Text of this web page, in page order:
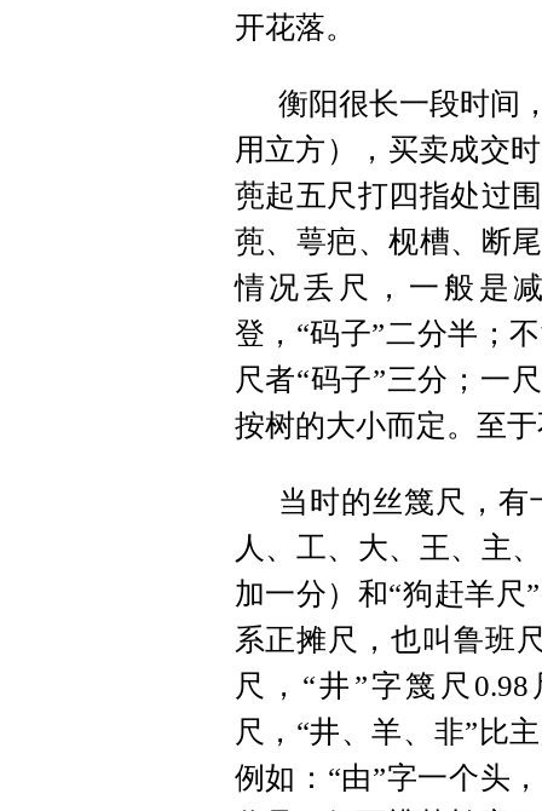
开花落。
衡阳很长一段时间
用立方），买卖成交
蔸起五尺打四指处过
蔸、萼疤、枧槽、断
情况丢尺，一般是
登，“码子”二分半；
尺者“码子”三分；一
按树的大小而定。至
当时的丝篾尺，
人、工、大、王、主
加一分）和“狗赶羊尺
系正摊尺，也叫鲁班
尺，“井”字篾尺
尺，“井、羊、非”比
例如：“由”字一个头